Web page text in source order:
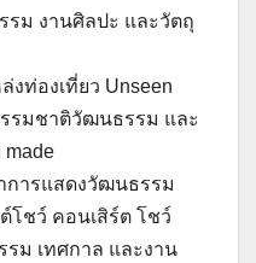
ม งานศิลปะ และวัตถุ
งท่องเที่ยว Unseen
รมชาติวัฒนธรรม และ
made
การแสดงวัฒนธรรม
โชว์ คอนเสิร์ต โชว์
ม เทศกาล และงาน